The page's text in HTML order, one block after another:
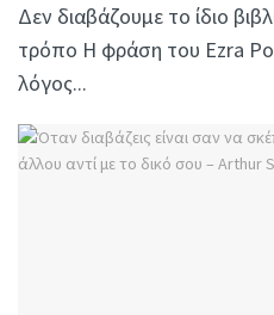
Δεν διαβάζουμε το ίδιο
τρόπο Η φράση του Ezra
λόγος...